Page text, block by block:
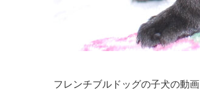
フレンチブルドッグの子犬の動画